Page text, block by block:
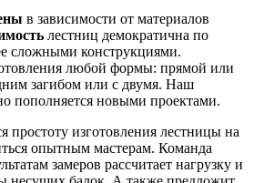
в зависимости от материалов
лестниц демократична по
сложными конструкциями.
любой формы: прямой или
загибом или с двумя. Наш
пополняется новыми проектами.
изготовления лестницы на
опытным мастерам. Команда
замеров рассчитает нагрузку и